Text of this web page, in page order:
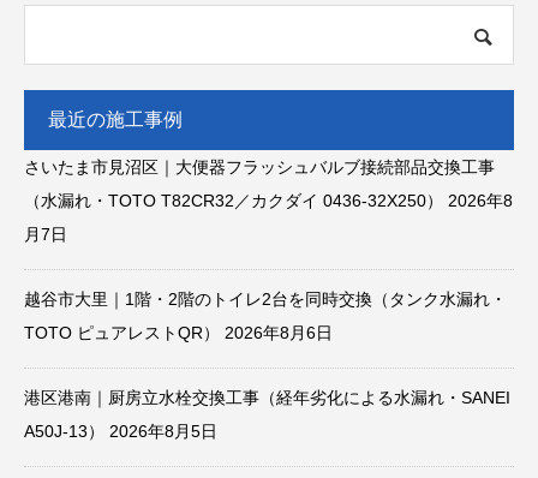
最近の施工事例
さいたま市見沼区｜大便器フラッシュバルブ接続部品交換工事
（水漏れ・TOTO T82CR32／カクダイ 0436-32X250）
2026年8
月7日
越谷市大里｜1階・2階のトイレ2台を同時交換（タンク水漏れ・
TOTO ピュアレストQR）
2026年8月6日
港区港南｜厨房立水栓交換工事（経年劣化による水漏れ・SANEI
A50J-13）
2026年8月5日